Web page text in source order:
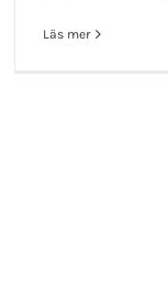
Läs mer